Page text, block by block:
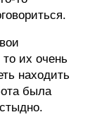
их очень
находить
была